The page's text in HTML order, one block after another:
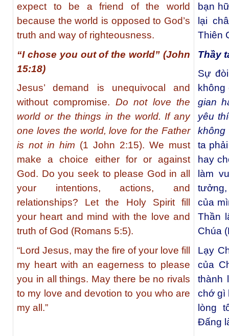
expect to be a friend of the world
because the world is opposed to God’s
truth and way of righteousness.
“I chose you out of the world” (John
15:18)
Jesus’ demand is unequivocal and
without compromise. Do not love the
world or the things in the world. If any
one loves the world, love for the Father
is not in him (1 John 2:15). We must
make a choice either for or against
God. Do you seek to please God in all
your intentions, actions, and
relationships? Let the Holy Spirit fill
your heart and mind with the love and
truth of God (Romans 5:5).
“Lord Jesus, may the fire of your love fill
my heart with an eagerness to please
you in all things. May there be no rivals
to my love and devotion to you who are
my all.”
bạn
lại
Thiên
Thầy
Sự
gian
yêu
không
ta
hay
làm
của
Thần
Chúa
Lạy
của
thành
chớ gì
lòng
Ðấng